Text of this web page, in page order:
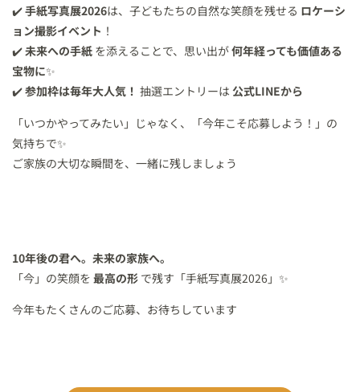
✔️手紙写真展2026は、子どもたちの自然な笑顔を残せる ロケーシ
ョン撮影イベント ！
✔️未来への手紙 を添えることで、思い出が何年経っても価値ある
宝物に✨
✔️参加枠は毎年大人気！ 抽選エントリーは 公式LINEから
「いつかやってみたい」じゃなく、「今年こそ応募しよう！」の
気持ちで✨
ご家族の大切な瞬間を、一緒に残しましょう
10年後の君へ。未来の家族へ。
「今」の笑顔を 最高の形 で残す「手紙写真展2026」✨
今年もたくさんのご応募、お待ちしています